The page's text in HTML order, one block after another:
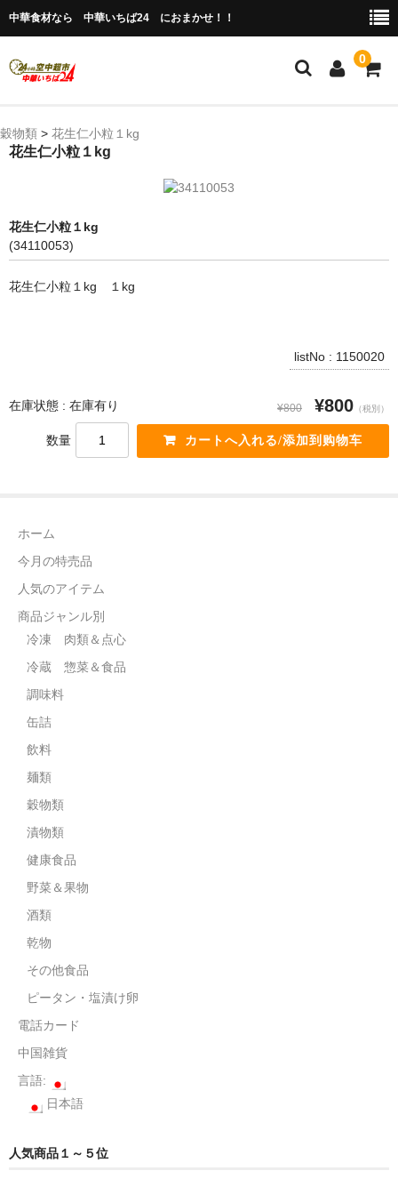
中華食材なら 中華いちば24 におまかせ！！
0
ホーム
商品ジャンル別
冷凍 肉類＆点心
漬物類
野菜＆果物
乾物
その他食品
電話カード
中国雑貨
日本語
穀物類 > 花生仁小粒１kg
花生仁小粒１kg
花生仁小粒１kg
(34110053)
花生仁小粒１kg １kg
listNo : 1150020
在庫状態 : 在庫有り ¥800 ¥800 （税別）
数量
ホーム
今月の特売品
人気のアイテム
商品ジャンル別
冷凍 肉類＆点心
冷蔵 惣菜＆食品
調味料
缶詰
飲料
麺類
穀物類
漬物類
健康食品
野菜＆果物
酒類
乾物
その他食品
ピータン・塩漬け卵
電話カード
中国雑貨
言語:
日本語
人気商品１～５位